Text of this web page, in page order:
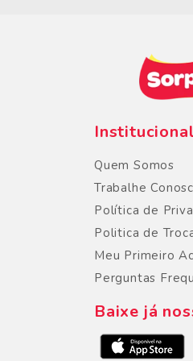
Institucional
Quem Somos
Trabalhe
Política de
Politica de
Meu Primeiro
Perguntas
Baixe já